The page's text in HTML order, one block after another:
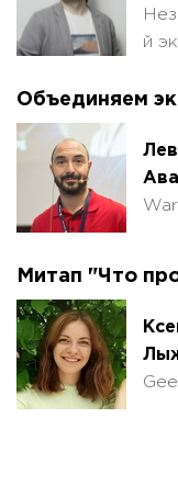
й
Объединяем
Митап "Что